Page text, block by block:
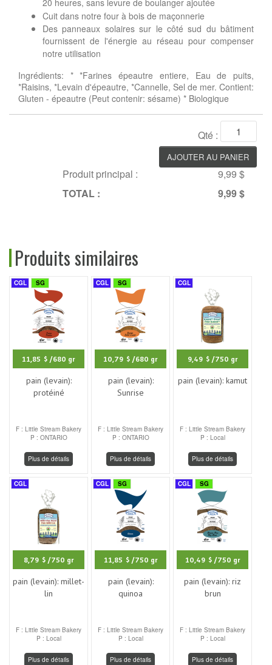
20 heures, sans levure de boulanger ajoutée
Cuit dans notre four à bois de maçonnerie
Des panneaux solaires sur le côté sud du bâtiment
fournissent de l'énergie au réseau pour compenser
notre utilisation
Ingrédients: * *Farines épeautre entiere, Eau de puits,
*Raisins, *Levain d'épeautre, *Cannelle, Sel de mer. Contient:
Gluten - épeautre (Peut contenir: sésame) * Biologique
Qté :
Produit principal :
9,99 $
TOTAL :
9,99 $
Produits similaires
CGL SG
11,85 $ /680 gr
pain (levain):
protéiné
F : Little Stream Bakery
P : ONTARIO
Plus de détails
CGL SG
10,79 $ /680 gr
pain (levain):
Sunrise
F : Little Stream Bakery
P : ONTARIO
Plus de détails
CGL
9,49 $ /750 gr
pain (levain): kamut
F : Little Stream Bakery
P : Local
Plus de détails
CGL
8,79 $ /750 gr
pain (levain): millet-
lin
F : Little Stream Bakery
P : Local
Plus de détails
CGL SG
11,85 $ /750 gr
pain (levain):
quinoa
F : Little Stream Bakery
P : Local
Plus de détails
CGL SG
10,49 $ /750 gr
pain (levain): riz
brun
F : Little Stream Bakery
P : Local
Plus de détails